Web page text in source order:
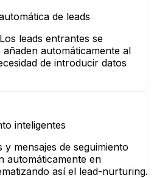
de leads
leads entrantes se
automáticamente al
de introducir datos
inteligentes
mensajes de seguimiento
automáticamente en
así el lead-nurturing.